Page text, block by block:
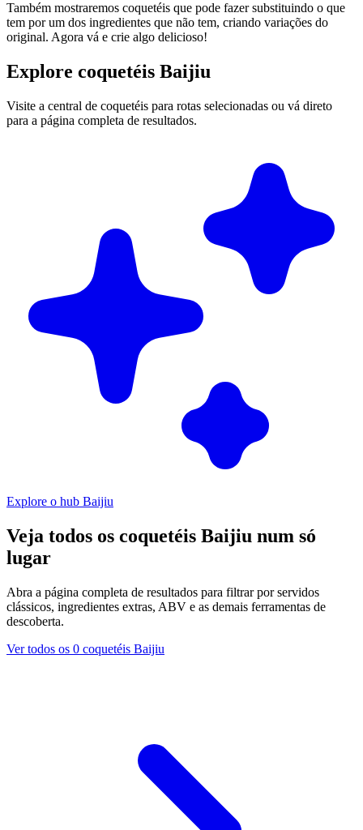
Também mostraremos coquetéis que pode fazer substituindo o que
tem por um dos ingredientes que não tem, criando variações do
original. Agora vá e crie algo delicioso!
Explore coquetéis Baijiu
Visite a central de coquetéis para rotas selecionadas ou vá direto
para a página completa de resultados.
Explore o hub Baijiu
Veja todos os coquetéis Baijiu num só
lugar
Abra a página completa de resultados para filtrar por servidos
clássicos, ingredientes extras, ABV e as demais ferramentas de
descoberta.
Ver todos os 0 coquetéis Baijiu